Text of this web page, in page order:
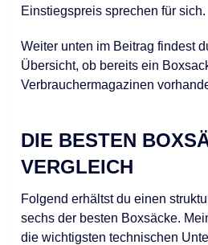
Einstiegspreis sprechen für sich.
Weiter unten im Beitrag findest
Übersicht, ob bereits ein
Verbrauchermagazinen
DIE BESTEN
VERGLEICH
Folgend erhältst du einen
sechs der besten Boxsäcke.
die wichtigsten technischen